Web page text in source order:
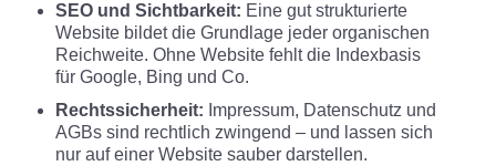
SEO und Sichtbarkeit: Eine gut strukturierte
Website bildet die Grundlage jeder organischen
Reichweite. Ohne Website fehlt die Indexbasis
für Google, Bing und Co.
Rechtssicherheit: Impressum, Datenschutz und
AGBs sind rechtlich zwingend – und lassen sich
nur auf einer Website sauber darstellen.